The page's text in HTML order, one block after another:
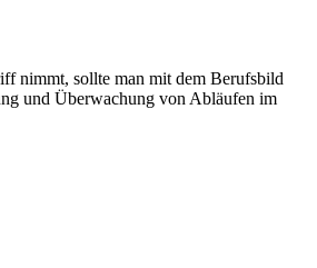
nimmt, sollte man mit dem Berufsbild
und Überwachung von Abläufen im